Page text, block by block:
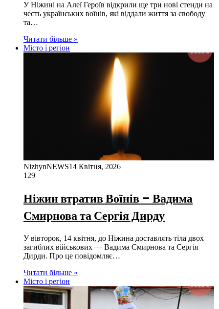
У Ніжині на Алеї Героїв відкрили ще три нові стенди на
честь українських воїнів, які віддали життя за свободу
та…
Читати більше »
Місто і регіон
NizhynNEWS14 Квітня, 2026
129
Ніжин втратив Воїнів – Вадима
Смирнова та Сергія Дирду
У вівторок, 14 квітня, до Ніжина доставлять тіла двох
загиблих військових — Вадима Смирнова та Сергія
Дирди. Про це повідомляє…
Читати більше »
Місто і регіон